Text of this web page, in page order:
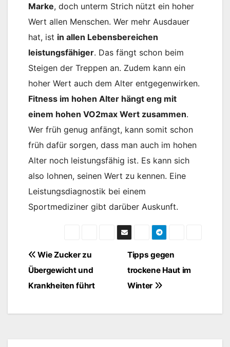
Marke, doch unterm Strich nützt ein hoher
Wert allen Menschen. Wer mehr Ausdauer
hat, ist in allen Lebensbereichen
leistungsfähiger. Das fängt schon beim
Steigen der Treppen an. Zudem kann ein
hoher Wert auch dem Alter entgegenwirken.
Fitness im hohen Alter hängt eng mit
einem hohen VO2max Wert zusammen.
Wer früh genug anfängt, kann somit schon
früh dafür sorgen, dass man auch im hohen
Alter noch leistungsfähig ist. Es kann sich
also lohnen, seinen Wert zu kennen. Eine
Leistungsdiagnostik bei einem
Sportmediziner gibt darüber Auskunft.
Beitragsnavigation
Tipps gegen
trockene Haut im
Winter
Wie Zucker zu
Übergewicht und
Krankheiten führt